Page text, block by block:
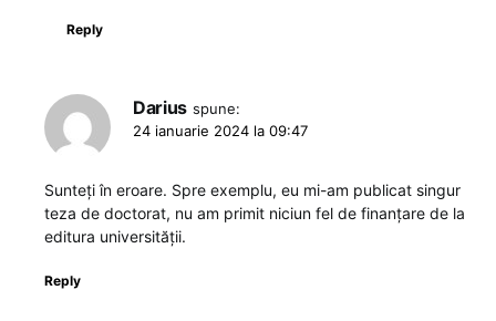
Reply
Darius spune:
24 ianuarie 2024 la 09:47
Sunteți în eroare. Spre exemplu, eu mi-am publicat singur
teza de doctorat, nu am primit niciun fel de finanțare de la
editura universității.
Reply